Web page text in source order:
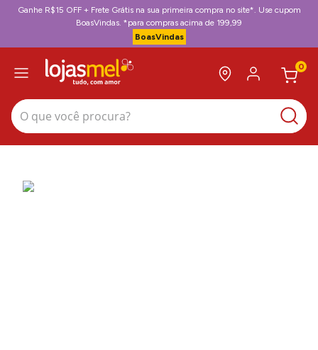
Ganhe R$15 OFF + Frete Grátis na sua primeira compra no site*. Use cupom
BoasVindas. *para compras acima de 199,99
BoasVindas
0
O que você procura?